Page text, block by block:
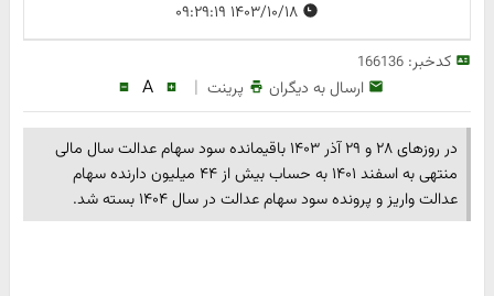
کدخبر:166136
ارسال به دیگران پرینت |
A
در روزهای ۲۸ و ۲۹ آذر ۱۴۰۳ باقیمانده سود سهام عدالت سال مالی
منتهی به اسفند ۱۴۰۱ به حساب بیش از ۴۴ میلیون دارنده سهام
عدالت واریز و پرونده سود سهام عدالت در سال ۱۴۰۴ بسته شد.